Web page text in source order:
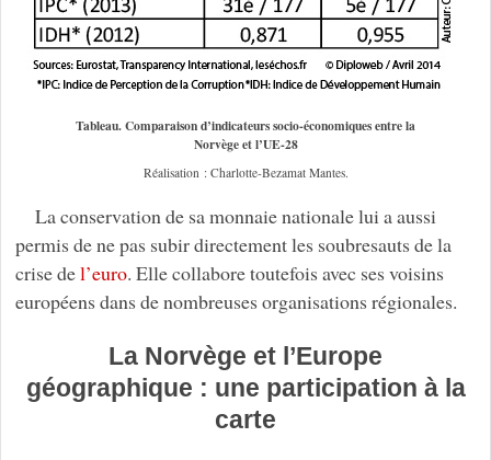
Tableau. Comparaison d’indicateurs socio-économiques entre la
Norvège et l’UE-28
Réalisation : Charlotte-Bezamat Mantes.
La conservation de sa monnaie nationale lui a aussi
permis de ne pas subir directement les soubresauts de la
crise del’euro. Elle collabore toutefois avec ses voisins
européens dans de nombreuses organisations régionales.
La Norvège et l’Europe
géographique : une participation à la
carte